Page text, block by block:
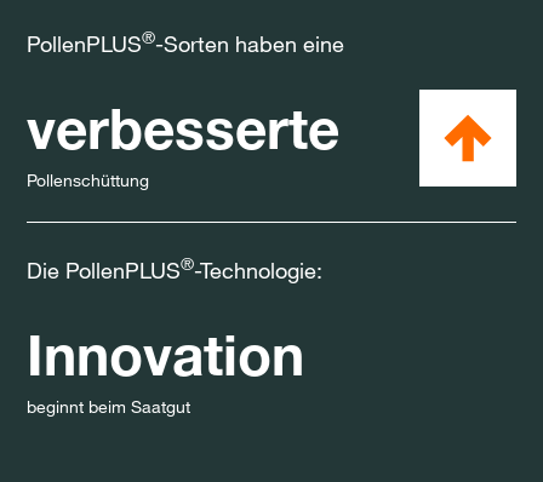
PollenPLUS®-Sorten haben eine
verbesserte
Pollenschüttung
Die PollenPLUS®-Technologie:
Innovation
beginnt beim Saatgut